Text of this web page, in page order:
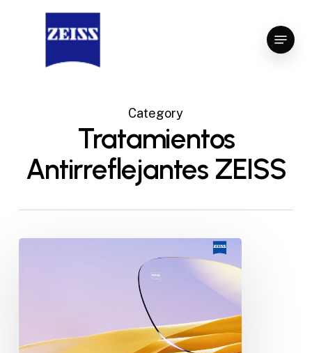
Menu
Category
Tratamientos
Antirreflejantes ZEISS
Close